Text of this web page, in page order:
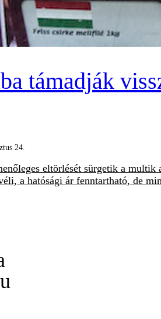
támadják
24.
eltörlését sürgetik a
a hatósági ár fenntartható, de